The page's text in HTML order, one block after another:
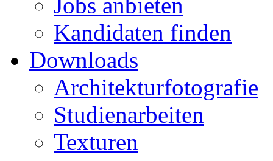
Kandidaten finden
Downloads
Architekturfotografie
Studienarbeiten
Texturen